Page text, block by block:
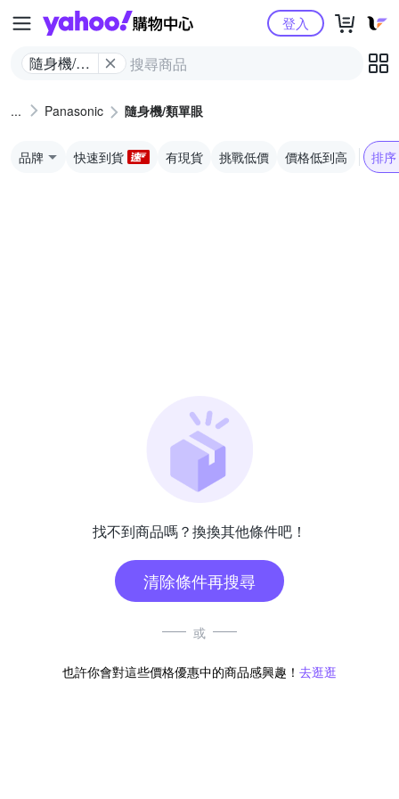
Yahoo購物中心
隨身機/類
登入
Panasonic 隨身機/類單眼
品牌 快速到貨 有現貨 挑戰低價 價格低到高 排序
找不到商品嗎？換換其他條件吧！
清除條件再搜尋
或
也許你會對這些價格優惠中的商品感興趣！ 去逛逛